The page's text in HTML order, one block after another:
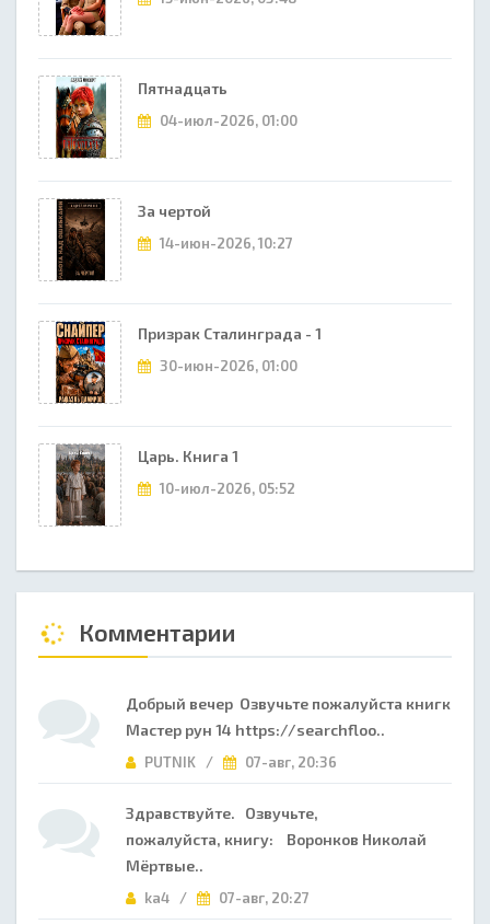
Пятнадцать
04-июл-2026, 01:00
За чертой
14-июн-2026, 10:27
Призрак Сталинграда - 1
30-июн-2026, 01:00
Царь. Книга 1
10-июл-2026, 05:52
Комментарии
Добрый вечер Озвучьте пожалуйста книгк
Мастер рун 14 https://searchfloo..
PUTNIK / 07-авг, 20:36
Здравствуйте. Озвучьте,
пожалуйста, книгу: Воронков Николай
Мёртвые..
ka4 / 07-авг, 20:27